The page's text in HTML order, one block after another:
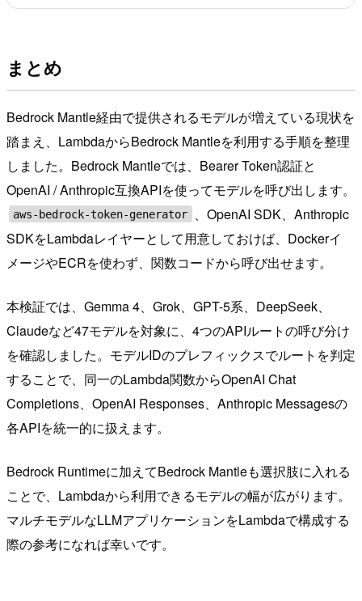
まとめ
Bedrock Mantle経由で提供されるモデルが増えている現状を
踏まえ、LambdaからBedrock Mantleを利用する手順を整理
しました。Bedrock Mantleでは、Bearer Token認証と
OpenAI / Anthropic互換APIを使ってモデルを呼び出します。
aws-bedrock-token-generator
、OpenAI SDK、Anthropic
SDKをLambdaレイヤーとして用意しておけば、Dockerイ
メージやECRを使わず、関数コードから呼び出せます。
本検証では、Gemma 4、Grok、GPT-5系、DeepSeek、
Claudeなど47モデルを対象に、4つのAPIルートの呼び分け
を確認しました。モデルIDのプレフィックスでルートを判定
することで、同一のLambda関数からOpenAI Chat
Completions、OpenAI Responses、Anthropic Messagesの
各APIを統一的に扱えます。
Bedrock Runtimeに加えてBedrock Mantleも選択肢に入れる
ことで、Lambdaから利用できるモデルの幅が広がります。
マルチモデルなLLMアプリケーションをLambdaで構成する
際の参考になれば幸いです。